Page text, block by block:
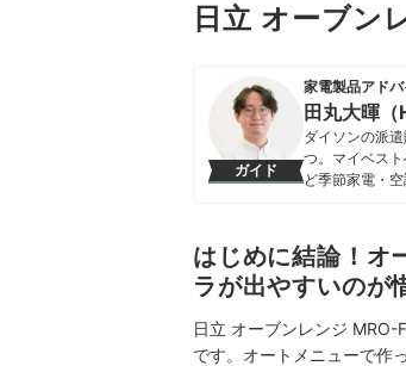
日立 オーブン
ガイド
家電製品アド
田丸大暉
ダイソンの派
つ。マイベス
ど季節家電・
エネ性能やお
田丸大暉（
はじめに結論！オ
ラが出やすいのが
日立 オーブンレンジ MRO-
です。オートメニューで作